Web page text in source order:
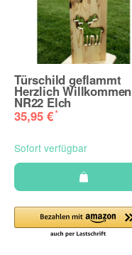
Türschild geflammt
Herzlich Willkommen
NR22 Elch
35,95 €*
Sofort verfügbar